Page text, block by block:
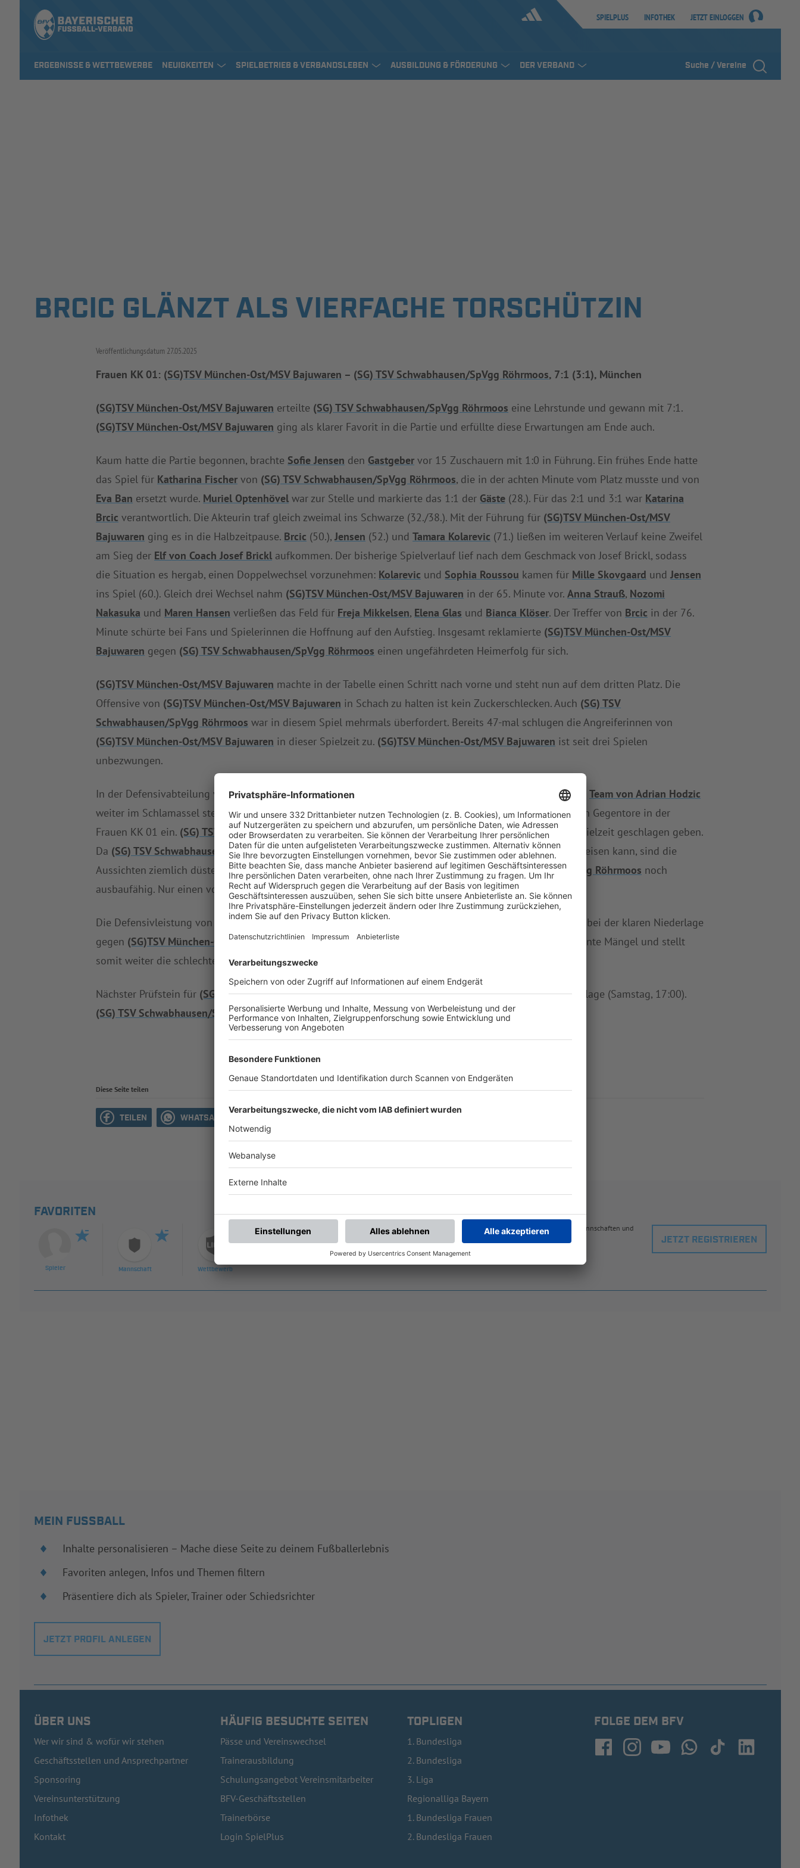
SPIELPLUS INFOTHEK JETZT EINLOGGEN
ERGEBNISSE & WETTBEWERBE NEUIGKEITEN SPIELBETRIEB & VERBANDSLEBEN AUSBILDUNG & FÖRDERUNG DER VERBAND Suche / Vereine
BRCIC GLÄNZT ALS VIERFACHE TORSCHÜTZIN
Veröffentlichungsdatum 27.05.2025
Frauen KK 01: (SG)TSV München-Ost/MSV Bajuwaren – (SG) TSV Schwabhausen/SpVgg Röhrmoos, 7:1 (3:1), München
(SG)TSV München-Ost/MSV Bajuwaren erteilte (SG) TSV Schwabhausen/SpVgg Röhrmoos eine Lehrstunde und gewann mit 7:1.
(SG)TSV München-Ost/MSV Bajuwaren ging als klarer Favorit in die Partie und erfüllte diese Erwartungen am Ende auch.
Kaum hatte die Partie begonnen, brachte Sofie Jensen den Gastgeber vor 15 Zuschauern mit 1:0 in Führung. Ein frühes Ende hatte
das Spiel für Katharina Fischer von (SG) TSV Schwabhausen/SpVgg Röhrmoos, die in der achten Minute vom Platz musste und von
Eva Ban ersetzt wurde. Muriel Optenhövel war zur Stelle und markierte das 1:1 der Gäste (28.). Für das 2:1 und 3:1 war Katarina
Brcic verantwortlich. Die Akteurin traf gleich zweimal ins Schwarze (32./38.). Mit der Führung für (SG)TSV München-Ost/MSV
Bajuwaren ging es in die Halbzeitpause. Brcic (50.),Jensen (52.) undTamara Kolarevic (71.) ließen im weiteren Verlauf keine Zweifel
am Sieg der Elf von Coach Josef Brickl aufkommen. Der bisherige Spielverlauf lief nach dem Geschmack von Josef Brickl, sodass
die Situation es hergab, einen Doppelwechsel vorzunehmen: Kolarevic und Sophia Roussou kamen für Mille Skovgaard undJensen
ins Spiel (60.). Gleich drei Wechsel nahm (SG)TSV München-Ost/MSV Bajuwaren in der 65. Minute vor.Anna Strauß, Nozomi
Nakasuka und Maren Hansen verließen das Feld für Freja Mikkelsen, Elena Glas und Bianca Klöser. Der Treffer von Brcic in der 76.
Minute schürte bei Fans und Spielerinnen die Hoffnung auf den Aufstieg. Insgesamt reklamierte (SG)TSV München-Ost/MSV
Bajuwaren gegen (SG) TSV Schwabhausen/SpVgg Röhrmoos einen ungefährdeten Heimerfolg für sich.
(SG)TSV München-Ost/MSV Bajuwaren machte in der Tabelle einen Schritt nach vorne und steht nun auf dem dritten Platz. Die
Offensive von (SG)TSV München-Ost/MSV Bajuwaren in Schach zu halten ist kein Zuckerschlecken. Auch (SG) TSV
Schwabhausen/SpVgg Röhrmoos war in diesem Spiel mehrmals überfordert. Bereits 47-mal schlugen die Angreiferinnen von
(SG)TSV München-Ost/MSV Bajuwaren in dieser Spielzeit zu. (SG)TSV München-Ost/MSV Bajuwaren ist seit drei Spielen
unbezwungen.
In der Defensivabteilung von(SG) TSV Schwabhausen/SpVgg Röhrmoos knirscht es gewaltig, weshalb dasTeam von Adrian Hodzic
weiter im Schlamassel steckt. Mit 70 Toren fing sich(SG) TSV Schwabhausen/SpVgg Röhrmoosdie meisten Gegentore in der
Frauen KK 01 ein. (SG) TSV Schwabhausen/SpVgg Röhrmoosmusste sich nun schon zwölfmal in dieser Spielzeit geschlagen geben.
Da (SG) TSV Schwabhausen/SpVgg Röhrmoosinsgesamt auch nur vier Siege und ein Unentschieden vorweisen kann, sind die
Aussichten ziemlich düster. Die Bilanz der letzten fünf Begegnungen ist bei (SG) TSV Schwabhausen/SpVgg Röhrmoos noch
ausbaufähig. Nur einen von möglichen 15 Zählern beanspruchte man für sich.
Die Defensivleistung von (SG) TSV Schwabhausen/SpVgg Röhrmoos
lässt weiter zu wünschen übrig. Auch bei der klaren Niederlage
gegen (SG)TSV München-Ost/MSV Bajuwaren offenbarte(SG) TSV Schwabhausen/SpVgg Röhrmoos
eklatante Mängel und stellt
somit weiter die schlechteste Abwehr der Liga.
Nächster Prüfstein für (SG)TSV München-Ost/MSV BajuwarenistFC Stern München IIIauf gegnerischer Anlage (Samstag, 17:00).
(SG) TSV Schwabhausen/SpVgg Röhrmoosmisst sich zur selben Zeit mitSC Baldham-Vaterstetten
Diese Seite teilen
TEILEN WHATSAPP
FAVORITEN
Spieler Mannschaft Wettbewerb
Nach der Registrierung kannst du dir Favoriten setzen. So bist du ganz nah an deinen Lieblingsspielern, Mannschaften und
Ligen, die dann direkt hier angezeigt werden.
JETZT REGISTRIEREN
MEIN FUSSBALL
Inhalte personalisieren – Mache diese Seite zu deinem Fußballerlebnis
Favoriten anlegen, Infos und Themen filtern
Präsentiere dich als Spieler, Trainer oder Schiedsrichter
JETZT PROFIL ANLEGEN
ÜBER UNS
Wer wir sind & wofür wir stehen
Geschäftsstellen und Ansprechpartner
Sponsoring
Vereinsunterstützung
Infothek
Kontakt
HÄUFIG BESUCHTE SEITEN
Pässe und Vereinswechsel
Trainerausbildung
Schulungsangebot Vereinsmitarbeiter
BFV-Geschäftsstellen
Trainerbörse
Login SpielPlus
TOPLIGEN
1. Bundesliga
2. Bundesliga
3. Liga
Regionalliga Bayern
1. Bundesliga Frauen
2. Bundesliga Frauen
FOLGE DEM BFV